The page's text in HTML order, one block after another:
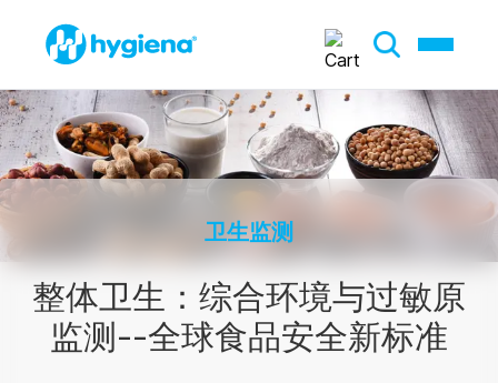
卫生监测
整体卫生：综合环境与过敏原
监测--全球食品安全新标准